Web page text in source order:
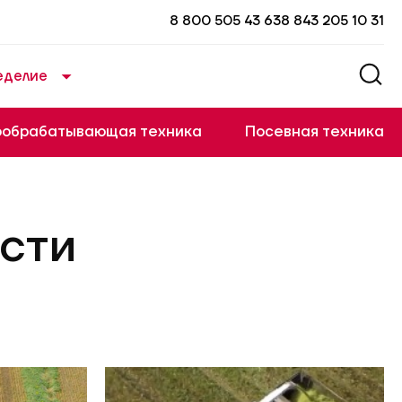
8 800 505 43 638 843 205 10 31
техника Посевная техника